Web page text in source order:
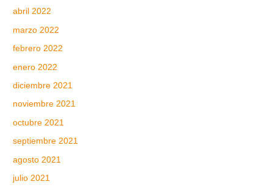
abril 2022
marzo 2022
febrero 2022
enero 2022
diciembre 2021
noviembre 2021
octubre 2021
septiembre 2021
agosto 2021
julio 2021